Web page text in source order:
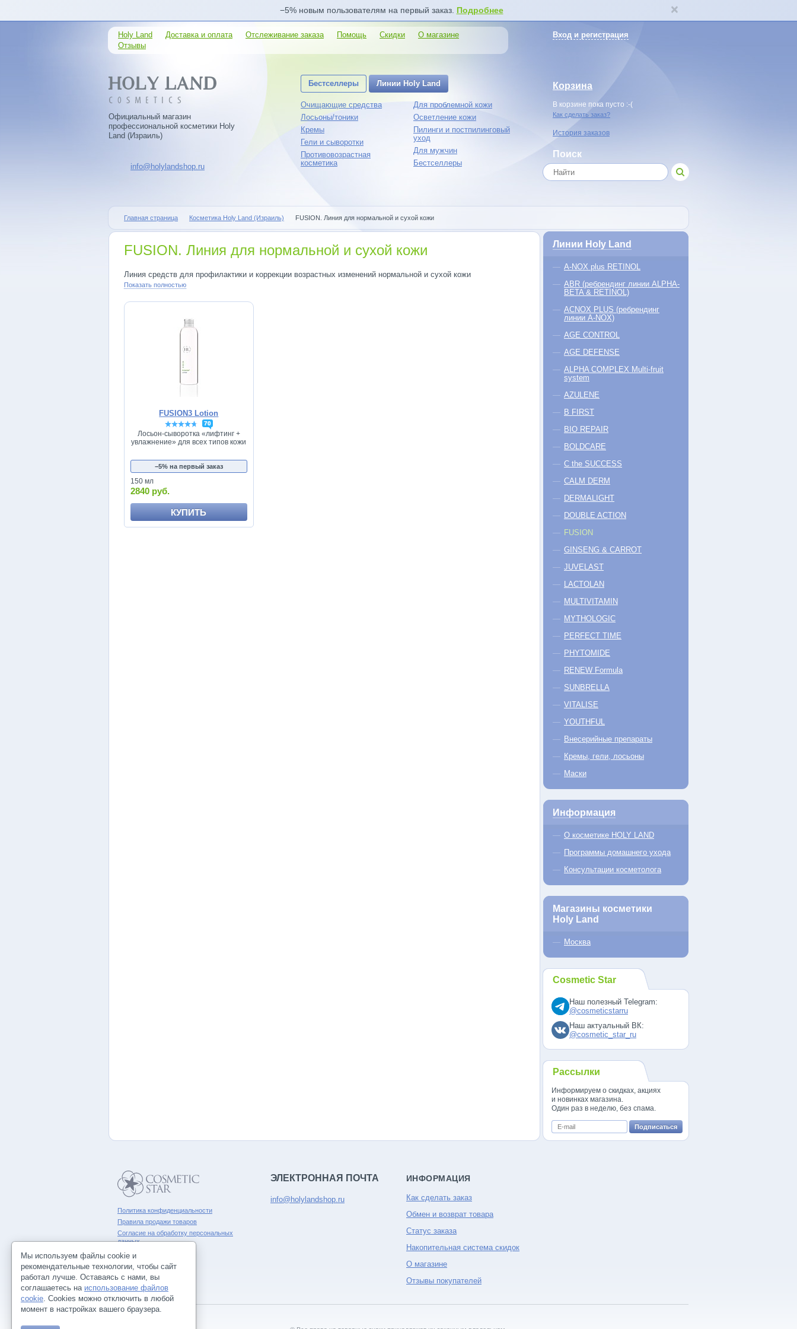
−5% новым пользователям на первый заказ. Подробнее
Вход и регистрация
Holy Land Доставка и оплата Отслеживание заказа Помощь Скидки
О магазине
Отзывы
Официальный магазин
профессиональной косметики Holy
Land (Израиль)
info@holylandshop.ru
Бестселлеры Линии Holy Land
Очищающие средства
Лосьоны/тоники
Кремы
Гели и сыворотки
Противовозрастная
косметика
Для проблемной кожи
Осветление кожи
Пилинги и постпилинговый
уход
Для мужчин
Бестселлеры
Корзина
В корзине пока пусто :-(
Как сделать заказ?
История заказов
Поиск
Главная страница Косметика Holy Land (Израиль) FUSION. Линия для нормальной и сухой кожи
FUSION. Линия для нормальной и сухой кожи
Линия средств для профилактики и коррекции возрастных изменений нормальной и сухой кожи
Показать полностью
FUSION3 Lotion
70
Лосьон-сыворотка «лифтинг +
увлажнение» для всех типов кожи
−5% на первый заказ
150 мл
2840 руб.
КУПИТЬ
Линии Holy Land
A-NOX plus RETINOL
ABR (ребрендинг линии ALPHA-
BETA & RETINOL)
ACNOX PLUS (ребрендинг
линии A-NOX)
AGE CONTROL
AGE DEFENSE
ALPHA COMPLEX Multi-fruit
system
AZULENE
B FIRST
BIO REPAIR
BOLDCARE
C the SUCCESS
CALM DERM
DERMALIGHT
DOUBLE ACTION
FUSION
GINSENG & CARROT
JUVELAST
LACTOLAN
MULTIVITAMIN
MYTHOLOGIC
PERFECT TIME
PHYTOMIDE
RENEW Formula
SUNBRELLA
VITALISE
YOUTHFUL
Внесерийные препараты
Кремы, гели, лосьоны
Маски
Информация
О косметике HOLY LAND
Программы домашнего ухода
Консультации косметолога
Магазины косметики
Holy Land
Москва
Cosmetic Star
Наш полезный Telegram:
@cosmeticstarru
Наш актуальный ВК:
@cosmetic_star_ru
Рассылки
Информируем о скидках, акциях
и новинках магазина.
Один раз в неделю, без спама.
Политика конфиденциальности
Правила продажи товаров
Согласие на обработку персональных
данных
ЭЛЕКТРОННАЯ ПОЧТА
info@holylandshop.ru
ИНФОРМАЦИЯ
Как сделать заказ
Обмен и возврат товара
Статус заказа
Накопительная система скидок
О магазине
Отзывы покупателей
Мы используем файлы cookie и
рекомендательные технологии, чтобы сайт
работал лучше. Оставаясь с нами, вы
соглашаетесь на использование файлов
cookie. Cookies можно отключить в любой
момент в настройках вашего браузера.